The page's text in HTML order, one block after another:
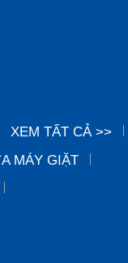
XEM TẤT CẢ >>
MÁY GIẶT